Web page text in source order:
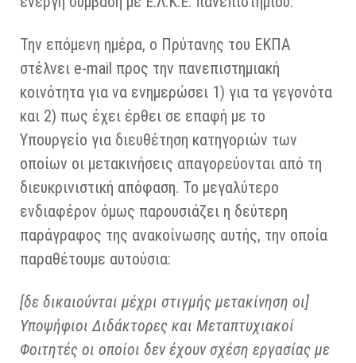
Την επόμενη ημέρα, ο Πρύτανης του ΕΚΠΑ
στέλνει e-mail προς την πανεπιστημιακή
κοινότητα για να ενημερώσει 1) για τα γεγονότα
και 2) πως έχει έρθει σε επαφή με το
Υπουργείο για διευθέτηση κατηγοριών των
οποίων οι μετακινήσεις απαγορεύονται από τη
διευκρινιστική απόφαση. Το μεγαλύτερο
ενδιαφέρον όμως παρουσιάζει η δεύτερη
παράγραφος της ανακοίνωσης αυτής, την οποία
παραθέτουμε αυτούσια:
[δε δικαιούνται μέχρι στιγμής μετακίνηση οι]
Υποψήφιοι Διδάκτορες και Μεταπτυχιακοί
Φοιτητές οι οποίοι δεν έχουν σχέση εργασίας με